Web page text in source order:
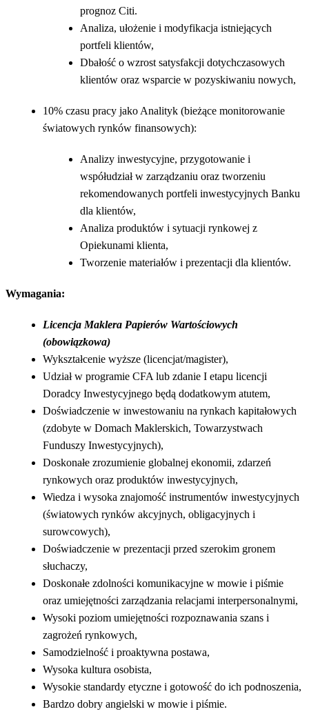
prognoz Citi.
Analiza, ułożenie i modyfikacja istniejących
portfeli klientów,
Dbałość o wzrost satysfakcji dotychczasowych
klientów oraz wsparcie w pozyskiwaniu nowych,
10% czasu pracy jako Analityk (bieżące monitorowanie
światowych rynków finansowych):
Analizy inwestycyjne, przygotowanie i
współudział w zarządzaniu oraz tworzeniu
rekomendowanych portfeli inwestycyjnych Banku
dla klientów,
Analiza produktów i sytuacji rynkowej z
Opiekunami klienta,
Tworzenie materiałów i prezentacji dla klientów.
Wymagania:
Licencja Maklera Papierów Wartościowych
(obowiązkowa)
Wykształcenie wyższe (licencjat/magister),
Udział w programie CFA lub zdanie I etapu licencji
Doradcy Inwestycyjnego będą dodatkowym atutem,
Doświadczenie w inwestowaniu na rynkach kapitałowych
(zdobyte w Domach Maklerskich, Towarzystwach
Funduszy Inwestycyjnych),
Doskonałe zrozumienie globalnej ekonomii, zdarzeń
rynkowych oraz produktów inwestycyjnych,
Wiedza i wysoka znajomość instrumentów inwestycyjnych
(światowych rynków akcyjnych, obligacyjnych i
surowcowych),
Doświadczenie w prezentacji przed szerokim gronem
słuchaczy,
Doskonałe zdolności komunikacyjne w mowie i piśmie
oraz umiejętności zarządzania relacjami interpersonalnymi,
Wysoki poziom umiejętności rozpoznawania szans i
zagrożeń rynkowych,
Samodzielność i proaktywna postawa,
Wysoka kultura osobista,
Wysokie standardy etyczne i gotowość do ich podnoszenia,
Bardzo dobry angielski w mowie i piśmie.